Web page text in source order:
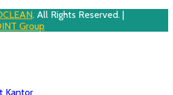
. All Rights Reserved. |
Group
Kantor